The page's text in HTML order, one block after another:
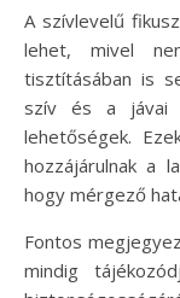
A szívlevelű
lehet, mivel
tisztításában is
szív és a jávai
lehetőségek.
hozzájárulnak a
hogy mérgező
Fontos
mindig